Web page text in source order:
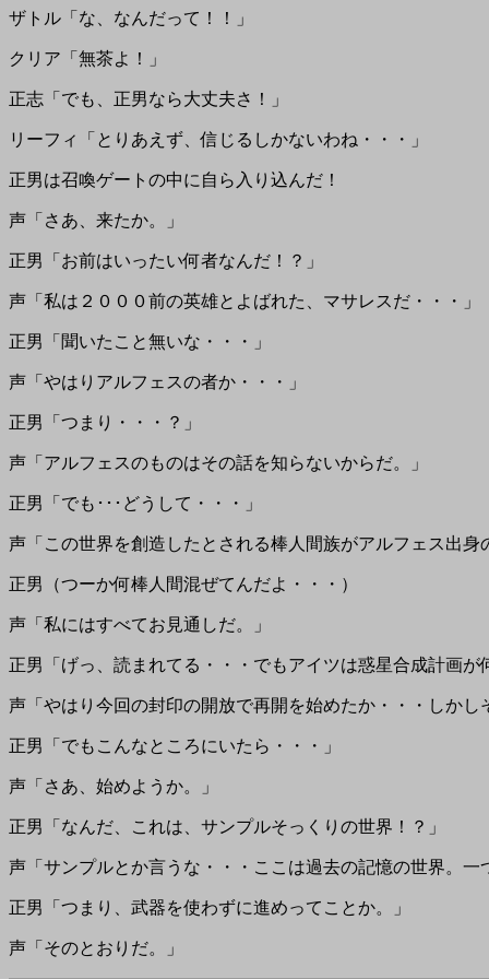
ザトル「な、なんだって！！」
クリア「無茶よ！」
正志「でも、正男なら大丈夫さ！」
リーフィ「とりあえず、信じるしかないわね・・・」
正男は召喚ゲートの中に自ら入り込んだ！
声「さあ、来たか。」
正男「お前はいったい何者なんだ！？」
声「私は２０００前の英雄とよばれた、マサレスだ・・・」
正男「聞いたこと無いな・・・」
声「やはりアルフェスの者か・・・」
正男「つまり・・・？」
声「アルフェスのものはその話を知らないからだ。」
正男「でも･･･どうして・・・」
声「この世界を創造したとされる棒人間族がアルフェス出
正男（つーか何棒人間混ぜてんだよ・・・）
声「私にはすべてお見通しだ。」
正男「げっ、読まれてる・・・でもアイツは惑星合成計画が
声「やはり今回の封印の開放で再開を始めたか・・・しか
正男「でもこんなところにいたら・・・」
声「さあ、始めようか。」
正男「なんだ、これは、サンプルそっくりの世界！？」
声「サンプルとか言うな・・・ここは過去の記憶の世界。
正男「つまり、武器を使わずに進めってことか。」
声「そのとおりだ。」